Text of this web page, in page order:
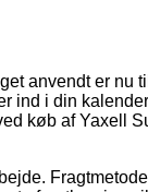
anvendt er nu
ind i din
køb af Yaxell